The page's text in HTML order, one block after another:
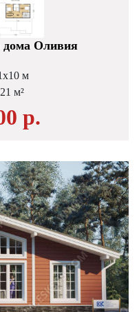
дома Оливия
м
м²
р.